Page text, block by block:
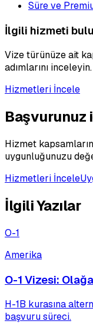
Süre ve
İlgili hizmeti
Vize türünüze ait
adımlarını inceleyin.
Hizmetleri İncele
Başvurunuz
Hizmet
uygunluğunuzu
Hizmetleri İncele
İlgili Yazılar
O-1
Amerika
O-1 Vizesi:
H-1B kurasına
başvuru süreci.